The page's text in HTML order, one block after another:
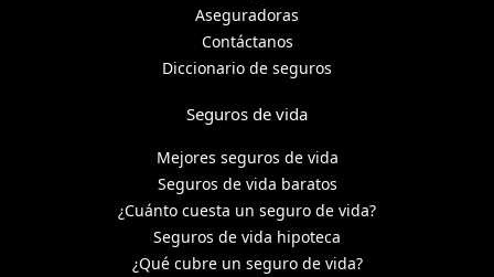
Aseguradoras
Contáctanos
Diccionario de seguros
Seguros de vida
Mejores seguros de vida
Seguros de vida baratos
¿Cuánto cuesta un seguro de vida?
Seguros de vida hipoteca
¿Qué cubre un seguro de vida?